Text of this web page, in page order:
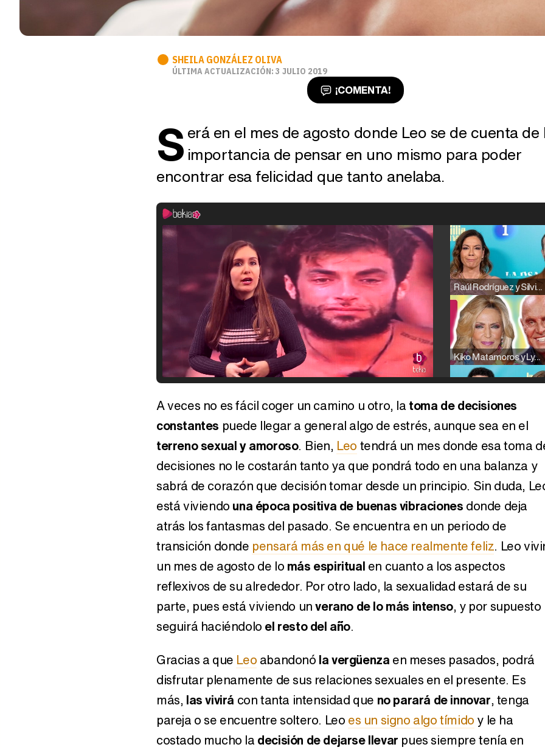
SHEILA GONZÁLEZ OLIVA
ÚLTIMA ACTUALIZACIÓN: 3 JULIO 2019
¡COMENTA!
Será en el mes de agosto donde Leo se de cuenta de
importancia de pensar en uno mismo para poder
encontrar esa felicidad que tanto anelaba.
Raúl Rodríguez y Silvia Taulés nos cuentan su papel en 'La familia de la tele'
Kiko Matamoros y Lydia Lozano: "Nuestro público es de todas las edades y RTVE tiene un público muy pegado a las novelas, al que tenemos que captar"
A veces no es fácil coger un camino u otro, la toma de decisiones
constantes puede llegar a general algo de estrés, aunque sea en el
terreno sexual y amoroso. Bien, Leo tendrá un mes donde esa toma
decisiones no le costarán tanto ya que pondrá todo en una balanza y
sabrá de corazón que decisión tomar desde un principio. Sin duda,
está viviendo una época positiva de buenas vibraciones donde deja
atrás los fantasmas del pasado. Se encuentra en un periodo de
transición donde pensará más en qué le hace realmente feliz. Leo
un mes de agosto de lo más espiritual en cuanto a los aspectos
reflexivos de su alrededor. Por otro lado, la sexualidad estará de su
parte, pues está viviendo unverano de lo más intenso, y por supuesto
seguirá haciéndolo el resto del año.
Gracias a que Leo abandonó la vergüenza en meses pasados, podrá
disfrutar plenamente de sus relaciones sexuales en el presente. Es
más, las vivirá con tanta intensidad que no parará de innovar, tenga
pareja o se encuentre soltero. Leo es un signo algo tímido y le ha
costado mucho la decisión de dejarse llevar pues siempre tenía en